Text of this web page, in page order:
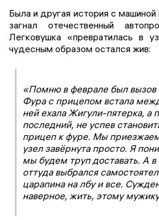
Была и другая история с
загнал отечественный
Легковушка «превратилась в
чудесным образом остался жив:
«Помню в феврале был вызов
Фура с прицепом встала
ней ехала Жигули-пятерка, а
последний, не успев
прицеп к фуре. Мы
узел завёрнута просто. Я
мы будем труп доставать. А
оттуда выбрался
царапина на лбу и все.
наверное, жить, этому